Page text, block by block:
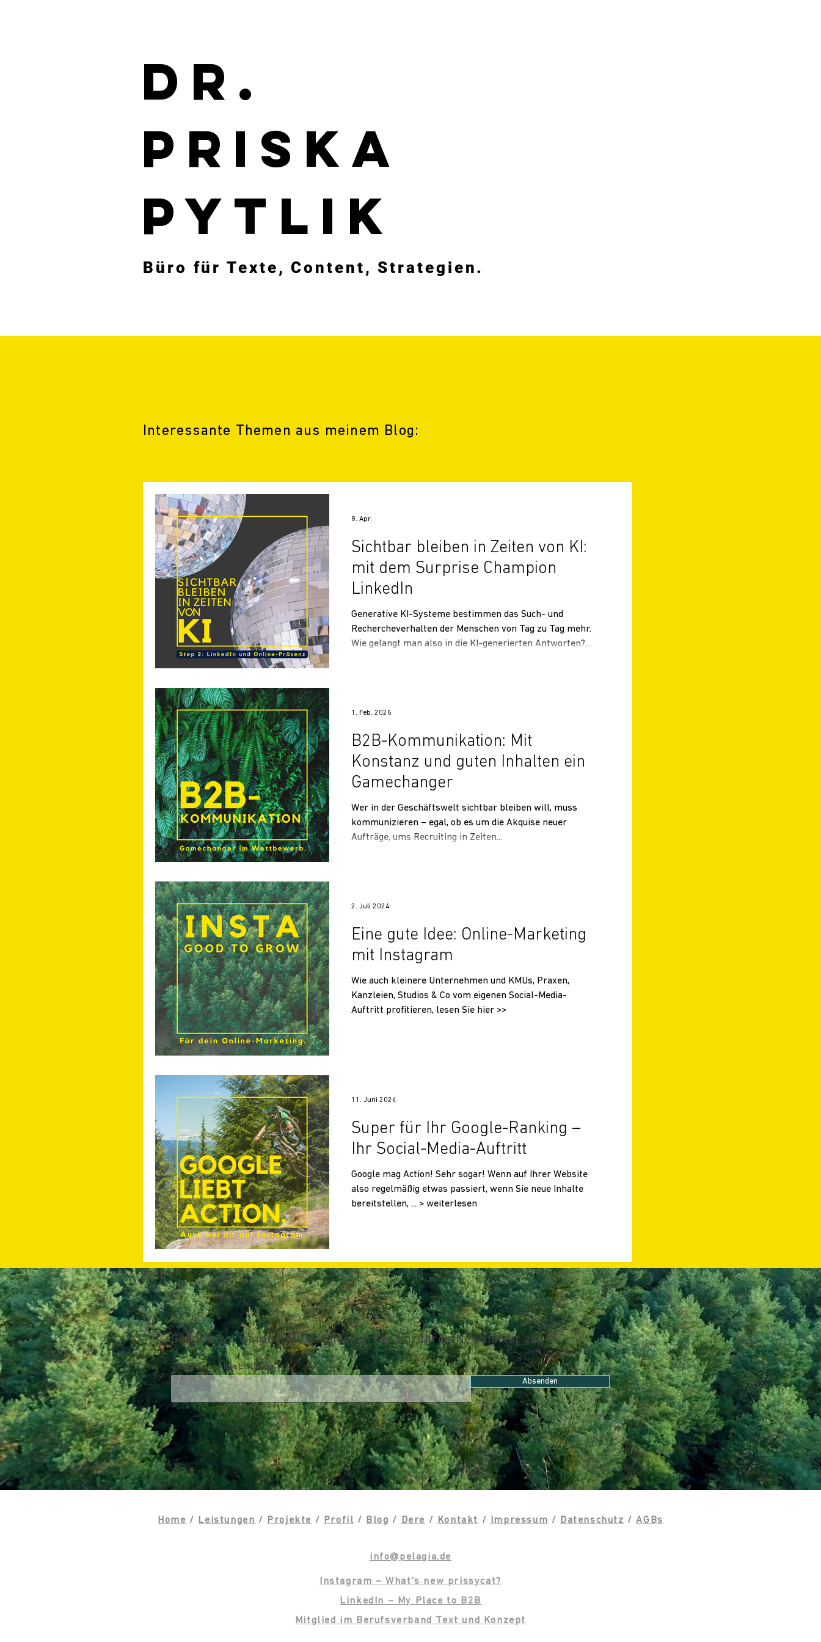
Dr.
Priska
Pytlik
Büro für Texte, Content, Strategien.
Interessante Themen aus meinem Blog:
Sichtbar bleiben in Zeiten von KI:
mit dem Surprise Champion
LinkedIn
Generative KI-Systeme bestimmen das Such- und
Rechercheverhalten der Menschen von Tag zu Tag mehr.
Wie gelangt man also in die KI-generierten Antworten?
Warum LinkedIn in Zeiten von KI ein paar unschlagbare
Vorteile für Ihre digitale Sichtbarkeit bereit hält, … >
lesen Sie hier.
8. Apr.
B2B-Kommunikation: Mit
Konstanz und guten Inhalten ein
Gamechanger
Wer in der Geschäftswelt sichtbar bleiben will, muss
kommunizieren – egal, ob es um die Akquise neuer
Aufträge, ums Recruiting in Zeiten...
1. Feb. 2025
Eine gute Idee: Online-Marketing
mit Instagram
Wie auch kleinere Unternehmen und KMUs, Praxen,
Kanzleien, Studios & Co vom eigenen Social-Media-
Auftritt profitieren, lesen Sie hier >>
2. Juli 2024
Super für Ihr Google-Ranking –
Ihr Social-Media-Auftritt
Google mag Action! Sehr sogar! Wenn auf Ihrer Website
also regelmäßig etwas passiert, wenn Sie neue Inhalte
bereitstellen, ... > weiterlesen
11. Juni 2024
Good News wanted: Bitte schicken Sie mir Ihren Newsletter zu:
Geben Sie hier Ihre E-Mail ein:
Absenden
Home / Leistungen / Projekte / Profil / Blog / Dere / Kontakt / Impressum / Datenschutz /AGBs
info@pelagia.de
Instagram – What's new prissycat?
LinkedIn – My Place to B2B
Mitglied im
Berufsverband Text und Konzept